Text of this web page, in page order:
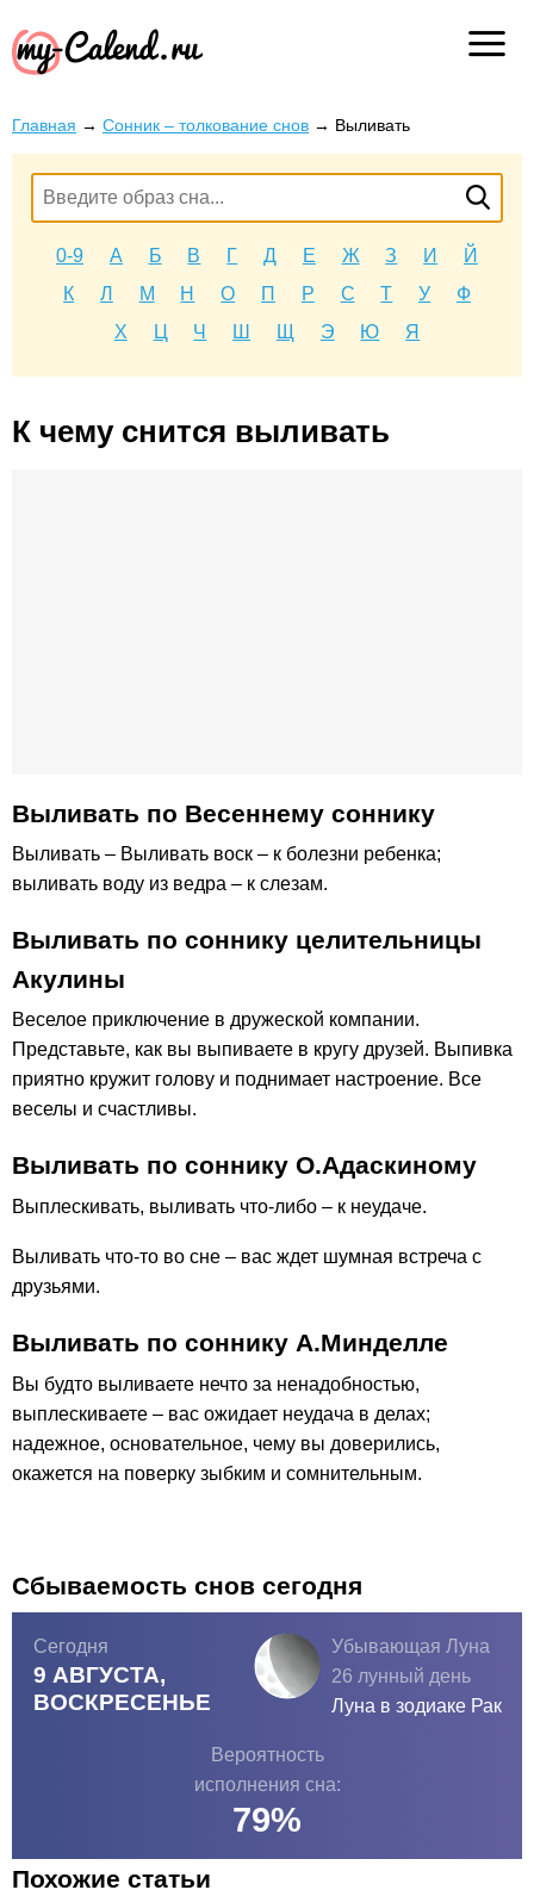
Главная → Сонник – толкование снов → Выливать
0-9 А Б В Г Д Е Ж З И
Й
К
Л М Н О П Р С Т У
Ф
Х
Ц Ч Ш Щ Э Ю Я
К чему снится выливать
Выливать по Весеннему соннику
Выливать – Выливать воск – к болезни ребенка;
выливать воду из ведра – к слезам.
Выливать по соннику целительницы
Акулины
Веселое приключение в дружеской компании.
Представьте, как вы выпиваете в кругу друзей. Выпивка
приятно кружит голову и поднимает настроение. Все
веселы и счастливы.
Выливать по соннику О.Адаскиному
Выплескивать, выливать что-либо – к неудаче.
Выливать что-то во сне – вас ждет шумная встреча с
друзьями.
Выливать по соннику А.Минделле
Вы будто выливаете нечто за ненадобностью,
выплескиваете – вас ожидает неудача в делах;
надежное, основательное, чему вы доверились,
окажется на поверку зыбким и сомнительным.
Сбываемость снов сегодня
Сегодня
9 АВГУСТА,
ВОСКРЕСЕНЬЕ
Убывающая Луна
26 лунный день
Луна в зодиаке Рак
Вероятность
исполнения сна:
79%
Похожие статьи